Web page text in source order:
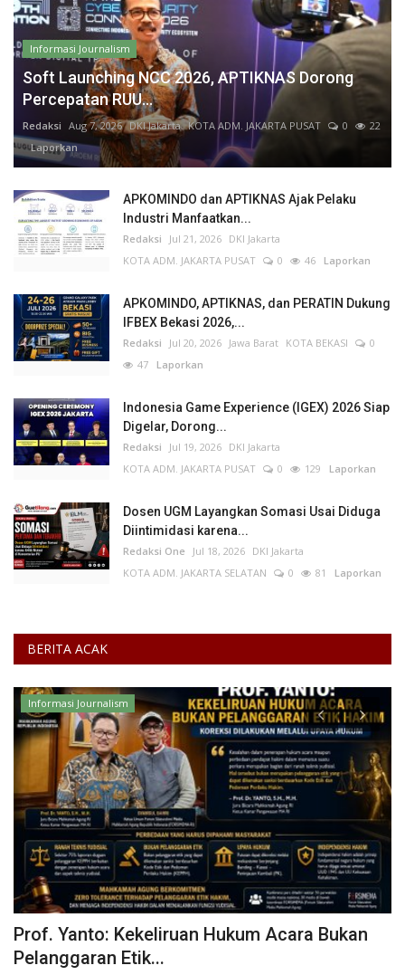
Informasi Journalism
Soft Launching NCC 2026, APTIKNAS Dorong
Percepatan RUU...
Redaksi Aug 7, 2026 DKI Jakarta KOTA ADM. JAKARTA PUSAT 0
22
Laporkan
APKOMINDO dan APTIKNAS Ajak Pelaku
Industri Manfaatkan...
Redaksi Jul 21, 2026 DKI Jakarta
KOTA ADM. JAKARTA PUSAT
0 46 Laporkan
APKOMINDO, APTIKNAS, dan PERATIN Dukung
IFBEX Bekasi 2026,...
Redaksi Jul 20, 2026 Jawa Barat KOTA BEKASI
0
47 Laporkan
Indonesia Game Experience (IGEX) 2026 Siap
Digelar, Dorong...
Redaksi Jul 19, 2026 DKI Jakarta
KOTA ADM. JAKARTA PUSAT
0 129 Laporkan
Dosen UGM Layangkan Somasi Usai Diduga
Diintimidasi karena...
Redaksi One Jul 18, 2026 DKI Jakarta
KOTA ADM. JAKARTA SELATAN
0 81 Laporkan
BERITA ACAK
Informasi Journalism
Prof. Yanto: Kekeliruan Hukum Acara Bukan
Pelanggaran Etik...